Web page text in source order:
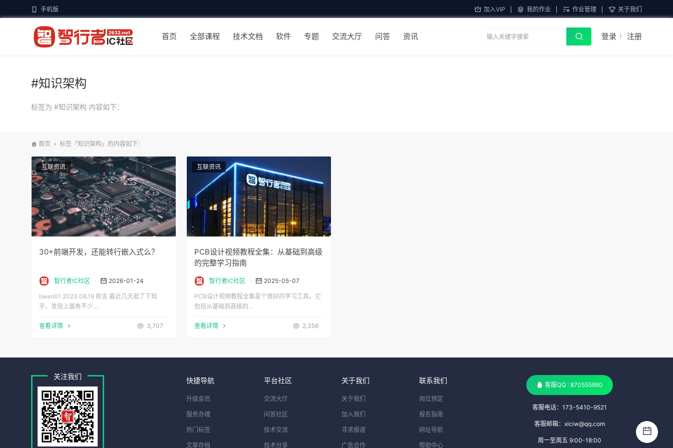
手机版 加入VIP 我的作业 作业管理 关于我们
首页 全部课程 技术文档 软件 专题 交流大厅 问答 资讯 登录 注册
#知识架构
标签为 #知识架构 内容如下：
首页 标签「知识架构」的内容如下：
互联资讯
30+前端开发，还能转行嵌入式么？
智行者IC社区 2026-01-24
liwen01 2023.08.19 前言 最近几天逛了下知
乎，发现上面有不少…
查看详情 3,707
互联资讯
PCB设计视频教程全集：从基础到高级
的完整学习指南
智行者IC社区 2025-05-07
PCB设计视频教程全集是个很好的学习工具。它
包括从基础到高级的…
查看详情 2,356
关注我们 快捷导航
升级会员
服务办理
热门标签
文章存档
平台社区
交流大厅
问答社区
技术交流
技术分享
关于我们
关于我们
加入我们
寻求报道
广告合作
联系我们
岗位预定
报名指南
网址导航
帮助中心
客服QQ : 870555860
客服电话：173-5410-9521
客服邮箱：xiciw@qq.com
周一至周五 9:00-18:00